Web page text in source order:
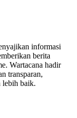
informasi
berita
Wartacana hadir
transparan,
lebih baik.